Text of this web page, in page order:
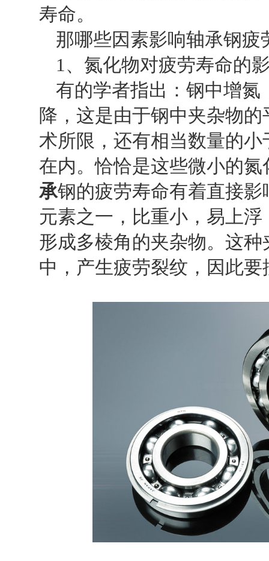
寿命。
那哪些因素影响轴承钢
1、氮化物对疲劳寿命的
有的学者指出：钢中增
降，这是由于钢中夹杂物
术所限，还有相当数量的小
在内。恰恰是这些微小的
承钢的疲劳寿命有着直接影
元素之一，比重小，易上
形成多棱角的夹杂物。这
中，产生疲劳裂纹，因此